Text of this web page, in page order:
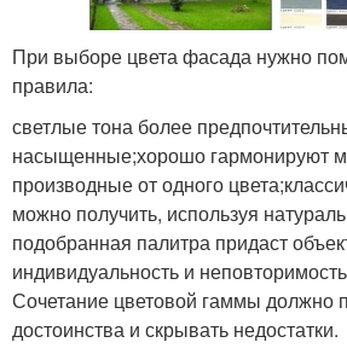
При выборе цвета фасада нужно
правила:
светлые тона более
насыщенные;хорошо гармонируют
производные от одного
можно получить, используя
подобранная палитра придаст
индивидуальность и
Сочетание цветовой гаммы должно
достоинства и скрывать недостатки.